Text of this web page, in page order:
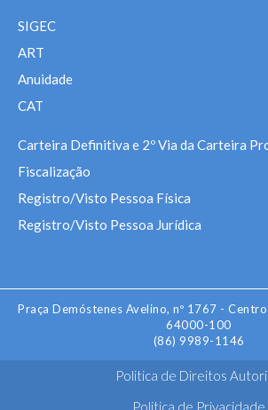
SIGEC
ART
Anuidade
CAT
Carteira Definitiva e 2º Via da Carteira
Fiscalização
Registro/Visto Pessoa Física
Registro/Visto Pessoa Jurídica
Praça Demóstenes Avelino, nº 1767 -
64000-100
(86) 9989-1146
Politica de Direitos
Politica de Privacidade